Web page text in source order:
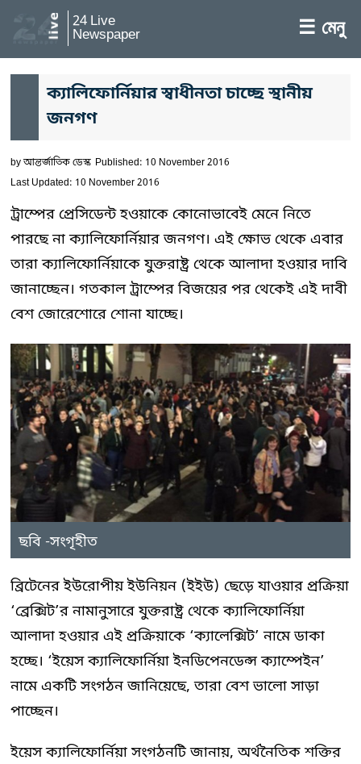
24 Live
Newspaper ☰ মেনু
ক্যালিফোর্নিয়ার স্বাধীনতা চাচ্ছে স্থানীয়
জনগণ
byআন্তর্জাতিক ডেস্ক Published: 10 November 2016
Last Updated: 10 November 2016
ট্রাম্পের প্রেসিডেন্ট হওয়াকে কোনোভাবেই মেনে নিতে
পারছে না ক্যালিফোর্নিয়ার জনগণ। এই ক্ষোভ থেকে এবার
তারা ক্যালিফোর্নিয়াকে যুক্তরাষ্ট্র থেকে আলাদা হওয়ার দাবি
জানাচ্ছেন। গতকাল ট্রাম্পের বিজয়ের পর থেকেই এই দাবী
বেশ জোরেশোরে শোনা যাচ্ছে।
ছবি -সংগৃহীত
ব্রিটেনের ইউরোপীয় ইউনিয়ন (ইইউ) ছেড়ে যাওয়ার প্রক্রিয়া
‘ব্রেক্সিট’র নামানুসারে যুক্তরাষ্ট্র থেকে ক্যালিফোর্নিয়া
আলাদা হওয়ার এই প্রক্রিয়াকে ‘ক্যালেক্সিট’ নামে ডাকা
হচ্ছে। ‘ইয়েস ক্যালিফোর্নিয়া ইনডিপেনডেন্স ক্যাম্পেইন’
নামে একটি সংগঠন জানিয়েছে, তারা বেশ ভালো সাড়া
পাচ্ছেন।
ইয়েস ক্যালিফোর্নিয়া সংগঠনটি জানায়, অর্থনৈতিক শক্তির